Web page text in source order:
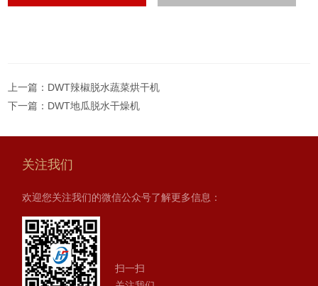
上一篇： DWT辣椒脱水蔬菜烘干机
下一篇： DWT地瓜脱水干燥机
关注我们
欢迎您关注我们的微信公众号了解更多信息：
扫一扫